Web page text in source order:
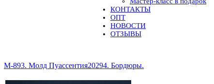
КОНТАКТЫ
ОПТ
НОВОСТИ
ОТЗЫВЫ
М-893. Молд Пуассентия20294. Бордюры.